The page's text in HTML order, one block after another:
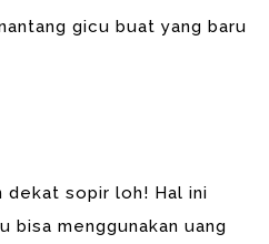
gicu buat yang baru
dekat sopir loh! Hal ini
bisa menggunakan uang